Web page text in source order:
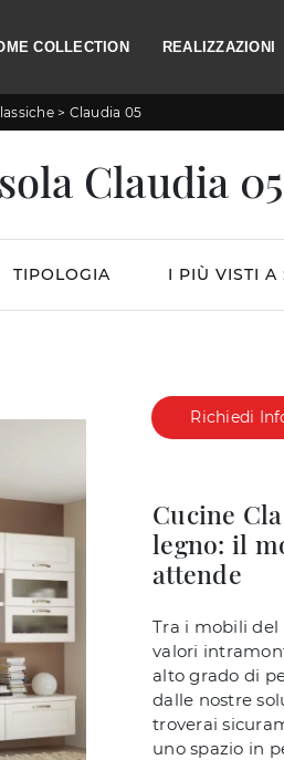
COLLECTION REALIZZAZIONI
> Claudia 05
Claudia
TIPOLOGIA I PIÙ VISTI A
Richiedi
Cucine
legno: il
attende
Tra i mobili
valori
alto grado di
dalle nostre
troverai
uno spazio in